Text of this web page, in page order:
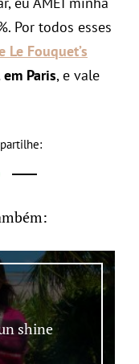
Por todos esses
Le Fouquet’s
Paris, e vale
shine